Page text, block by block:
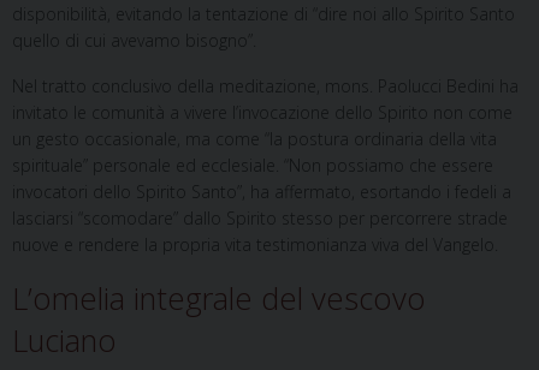
disponibilità, evitando la tentazione di “dire noi allo Spirito Santo
quello di cui avevamo bisogno”.
Nel tratto conclusivo della meditazione, mons. Paolucci Bedini ha
invitato le comunità a vivere l’invocazione dello Spirito non come
un gesto occasionale, ma come “la postura ordinaria della vita
spirituale” personale ed ecclesiale. “Non possiamo che essere
invocatori dello Spirito Santo”, ha affermato, esortando i fedeli a
lasciarsi “scomodare” dallo Spirito stesso per percorrere strade
nuove e rendere la propria vita testimonianza viva del Vangelo.
L’omelia integrale del vescovo
Luciano